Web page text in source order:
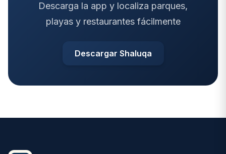
Descarga la app y localiza parques,
playas y restaurantes fácilmente
Descargar Shaluqa